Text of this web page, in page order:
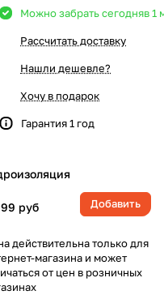
Можно забрать сегодняв 1
Рассчитать доставку
Нашли дешевле?
Хочу в подарок
Гарантия 1 год
руб Добавить
действительна только для
магазина и может
от цен в розничных